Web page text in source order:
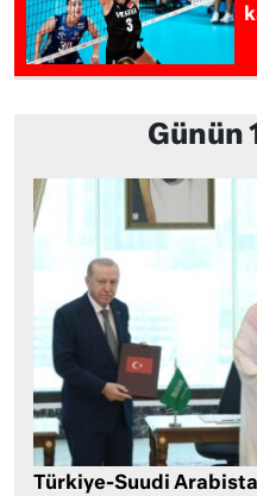
Günün
Türkiye-Suudi